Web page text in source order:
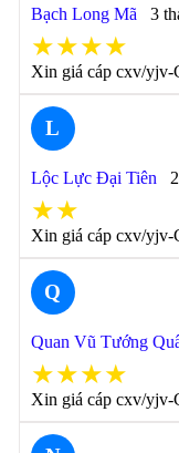
Bạch Long Mã 3
★★★★
Xin giá cáp cxv/
L
Lộc Lực Đại Tiên
★★
Xin giá cáp cxv/
Q
Quan Vũ Tướng
★★★★
Xin giá cáp cxv/